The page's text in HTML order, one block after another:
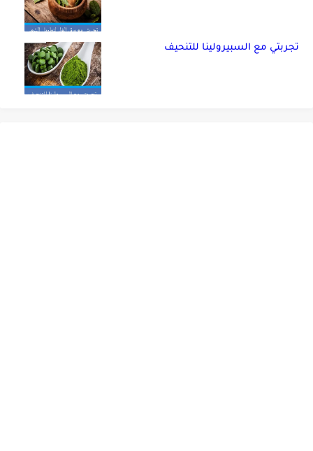
تجربتي مع السبيرولينا للتنحيف